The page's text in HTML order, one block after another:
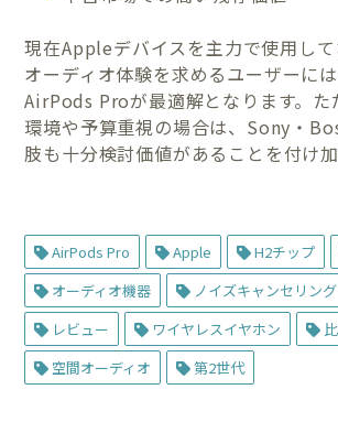
現在Appleデバイスを主力で使用し
オーディオ体験を求めるユーザーに
AirPods Proが最適解となります。
環境や予算重視の場合は、Sony・
肢も十分検討価値があることを付け加
AirPods Pro Apple H2チップ
オーディオ機器
ノイズキャンセリング
レビュー
ワイヤレスイヤホン
空間オーディオ
第2世代